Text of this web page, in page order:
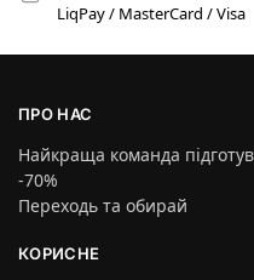
LiqPay / MasterCard / Visa
ПРО НАС
Найкраща команда
-70%
Переходь та обирай
КОРИСНЕ